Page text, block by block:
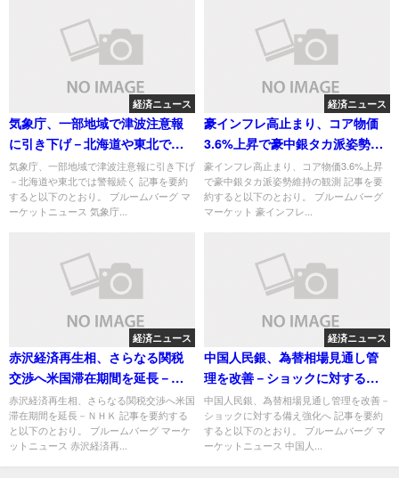
経済ニュース
気象庁、一部地域で津波注意報
に引き下げ－北海道や東北では
警報続く
気象庁、一部地域で津波注意報に引き下げ
－北海道や東北では警報続く 記事を要約
すると以下のとおり。 ブルームバーグ マ
ーケットニュース 気象庁...
経済ニュース
豪インフレ高止まり、コア物価
3.6%上昇で豪中銀タカ派姿勢維
持の観測
豪インフレ高止まり、コア物価3.6%上昇
で豪中銀タカ派姿勢維持の観測 記事を要
約すると以下のとおり。 ブルームバーグ
マーケット 豪インフレ...
経済ニュース
赤沢経済再生相、さらなる関税
交渉へ米国滞在期間を延長－Ｎ
ＨＫ
赤沢経済再生相、さらなる関税交渉へ米国
滞在期間を延長－ＮＨＫ 記事を要約する
と以下のとおり。 ブルームバーグ マーケ
ットニュース 赤沢経済再...
経済ニュース
中国人民銀、為替相場見通し管
理を改善－ショックに対する備
え強化へ
中国人民銀、為替相場見通し管理を改善－
ショックに対する備え強化へ 記事を要約
すると以下のとおり。 ブルームバーグ マ
ーケットニュース 中国人...